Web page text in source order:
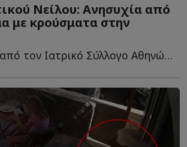
Νείλου: Ανησυχία από
με κρούσματα στην
«Καμπανάκι» από τον Ιατρικό Σύλλογο Αθηνών για την π...